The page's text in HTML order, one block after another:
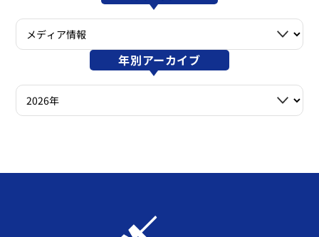
年別アーカイブ